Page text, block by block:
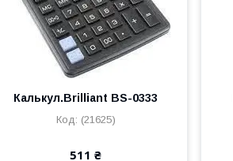
Калькул.Brilliant BS-0333
(21625)
511 ₴